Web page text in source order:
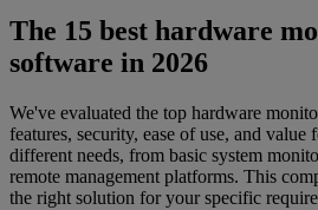
The 15 best hardware
software in 2026
We've evaluated the top hardware
features, security, ease of use, and
different needs, from basic system
remote management platforms. This
the right solution for your specific